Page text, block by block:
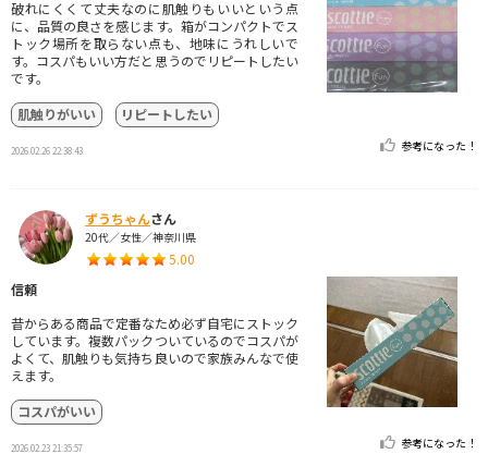
破れにくくて丈夫なのに肌触りもいいという点
に、品質の良さを感じます。箱がコンパクトでス
トック場所を取らない点も、地味にうれしいで
す。コスパもいい方だと思うのでリピートしたい
です。
肌触りがいい
リピートしたい
2026.02.26 22:38:43 参考になった！
ずうちゃんさん
20代／女性／神奈川県
5.00
信頼
昔からある商品で定番なため必ず自宅にストック
しています。複数パックついているのでコスパが
よくて、肌触りも気持ち良いので家族みんなで使
えます。
コスパがいい
2026.02.23 21:35:57 参考になった！